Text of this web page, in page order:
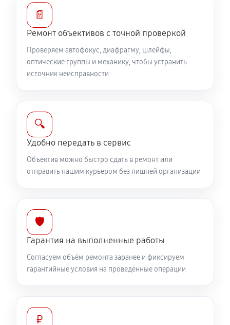
Устранение механических повреждений
Ремонт электроники объектива Canon EF-M 28mm
f/3.5 Macro IS STM
810 руб
Ремонт передней линзы объектива
720 руб 60 минут
Ремонт кольца зуммирования
360 руб 60 минут
Разблокировка заклинивания
Протяжка соединений трансфокатора
📄
Ремонт объективов с точной проверкой
Проверяем автофокус, диафрагму, шлейфы,
оптические группы и механику, чтобы устранить
источник неисправности
🔍
Удобно передать в сервис
Объектив можно быстро сдать в ремонт или
отправить нашим курьером без лишней организации
🛡️
Гарантия на выполненные работы
Согласуем объём ремонта заранее и фиксируем
гарантийные условия на проведённые операции
₽